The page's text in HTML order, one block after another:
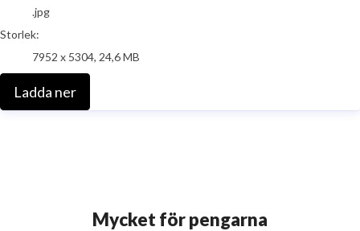
.jpg
Storlek:
7952 x 5304, 24,6 MB
Ladda ner
Mycket för pengarna